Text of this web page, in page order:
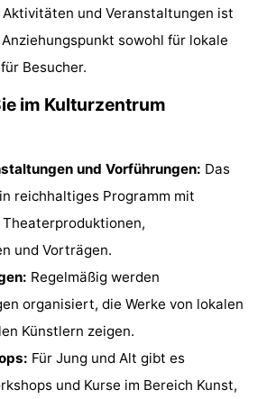
und Veranstaltungen ist
sowohl für lokale
Besucher.
im Kulturzentrum
und Vorführungen: Das
reichhaltiges Programm mit
und Vorträgen.
Regelmäßig werden
organisiert, die Werke von lokalen
Künstlern zeigen.
Für Jung und Alt gibt es
und Kurse im Bereich Kunst,